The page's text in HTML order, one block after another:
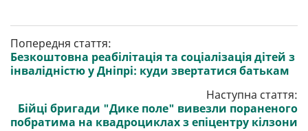
Попередня стаття:
Безкоштовна реабілітація та соціалізація дітей з
інвалідністю у Дніпрі: куди звертатися батькам
Наступна стаття:
Бійці бригади "Дике поле" вивезли пораненого
побратима на квадроциклах з епіцентру кілзони